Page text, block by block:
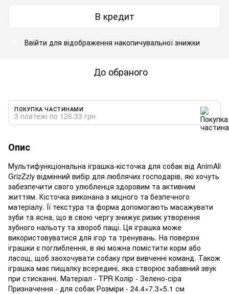
В кредит
Ввійти для відображення накопичувальної знижки
До обраного
ПОКУПКА ЧАСТИНАМИ
3 платежі по 126.33 грн
Опис
Мультифункціональна іграшка-кісточка для собак від AnimAll
GrizZzly відмінний вибір для люблячих господарів, які хочуть
забезпечити свого улюбленця здоровим та активним
життям. Кісточка виконана з міцного та безпечного
матеріалу. Її текстура та форма допомогають масажувати
зуби та ясна, що в свою чергу знижує ризик утворення
зубного нальоту та хвороб пащі. Ця іграшка може
використовуватися для ігор та тренувань. На поверхні
іграшки є поглиблення, в які можна помістити корм або
ласощ, щоб заохочувати собаку при вивченні команд. Також
іграшка має пищалку всередині, яка створює забавний звук
при стисканні. Матеріал - TPR Колір - Зелено-сіра
Призначення - для собак Розміри - 24.4×7.3×5.1 см